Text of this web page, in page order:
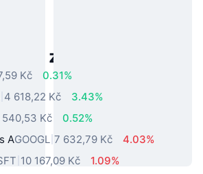
z reálného světa
Kč
0.31%
4 618,22 Kč
3.43%
540,53 Kč
0.52%
AGOOGL 7 632,79 Kč
4.03%
10 167,09 Kč
1.09%